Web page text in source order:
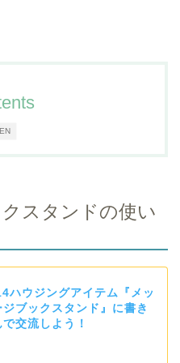
スタンドの使い
ハウジングアイテム『メッ
ジブックスタンド』に書き
交流しよう！